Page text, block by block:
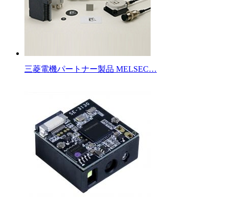
三菱電機パートナー製品 MELSEC…